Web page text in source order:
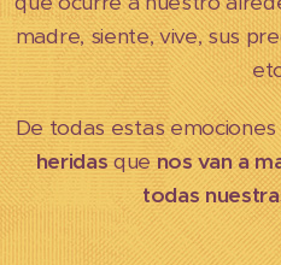
madre, siente, vive, sus
De todas estas
heridasquenos van a
todas